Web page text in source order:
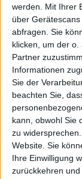
werden.
Mit Ihrer
über
abfragen. Sie
klicken, um der
Partner
Informationen
Sie der
beachten Sie,
kann, obwohl Sie
zu
Website. Sie
Ihre Einwilligung
zurückkehren
bei